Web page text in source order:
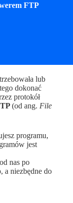
FTP
lub
dokonać
protokół
(od ang. File
programu,
jest
nas po
a niezbędne do